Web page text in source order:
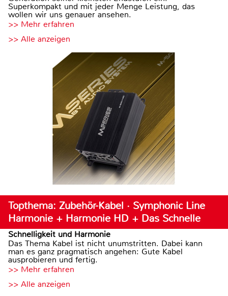
Superkompakt und mit jeder Menge Leistung, das
wollen wir uns genauer ansehen.
>> Mehr erfahren
>> Alle anzeigen
Topthema: Zubehör-Kabel · Symphonic Line
Harmonie + Harmonie HD + Das Schnelle
Schnelligkeit und Harmonie
Das Thema Kabel ist nicht unumstritten. Dabei kann
man es ganz pragmatisch angehen: Gute Kabel
ausprobieren und fertig.
>> Mehr erfahren
>> Alle anzeigen